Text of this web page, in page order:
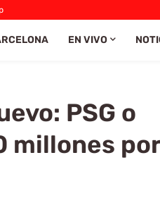
EN VIVO
PSG o
millones